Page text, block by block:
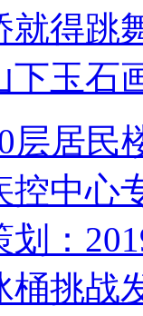
就得跳
下玉石
层居
控中心
划：
桶挑战